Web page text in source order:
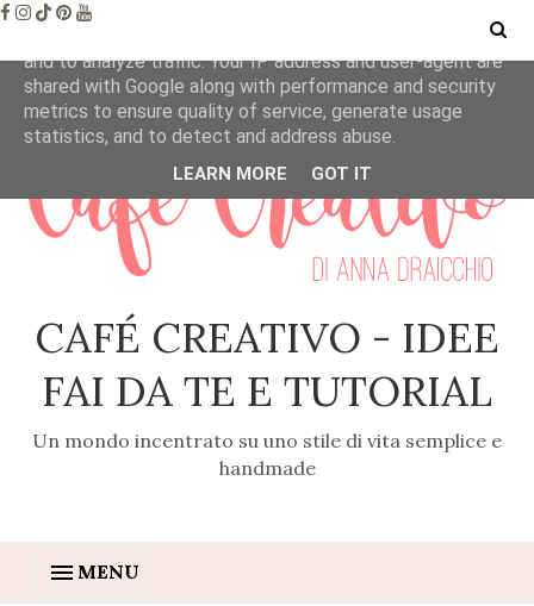
CAFÉ CREATIVO - IDEE
FAI DA TE E TUTORIAL
Un mondo incentrato su uno stile di vita semplice e
handmade
MENU
This site uses cookies from Google to deliver its services
and to analyze traffic. Your IP address and user-agent are
shared with Google along with performance and security
metrics to ensure quality of service, generate usage
statistics, and to detect and address abuse.
LEARN MORE GOT IT